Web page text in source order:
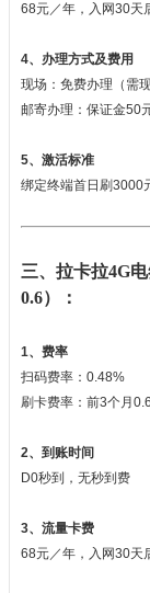
68元／年，入网30天
4、办理方式及费用
现场：免费办理（需
邮寄办理：保证金50
5、激活标准
绑定终端首日刷3000
三、拉卡拉4G
0.6）：
1、费率
扫码费率：0.48%
刷卡费率：前3个月
2、到账时间
D0秒到，无秒到费
3、流量卡费
68元／年，入网30天